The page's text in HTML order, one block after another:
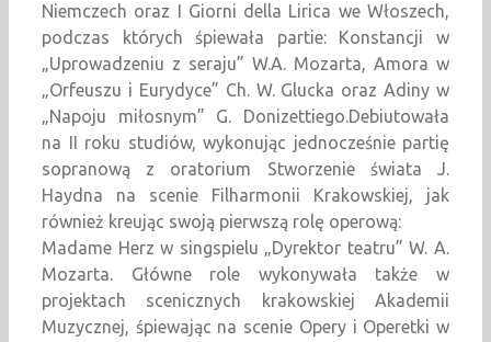
Niemczech oraz I Giorni della Lirica we Włoszech,
podczas których śpiewała partie: Konstancji w
„Uprowadzeniu z seraju” W.A. Mozarta, Amora w
„Orfeuszu i Eurydyce” Ch. W. Glucka oraz Adiny w
„Napoju miłosnym” G. Donizettiego.Debiutowała
na II roku studiów, wykonując jednocześnie partię
sopranową z oratorium Stworzenie świata J.
Haydna na scenie Filharmonii Krakowskiej, jak
również kreując swoją pierwszą rolę operową:
Madame Herz w singspielu „Dyrektor teatru” W. A.
Mozarta. Główne role wykonywała także w
projektach scenicznych krakowskiej Akademii
Muzycznej, śpiewając na scenie Opery i Operetki w